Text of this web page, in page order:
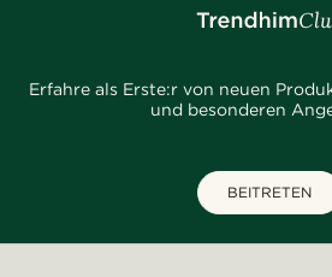
Erfahre als Erste:r von neuen
und besonderen
BEITRETEN